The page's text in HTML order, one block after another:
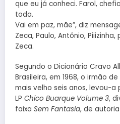
que eu já conheci. Farol,
toda.
Vai em paz, mãe”, diz
Zeca, Paulo, Antônio,
Zeca.
Segundo o Dicionário Cravo
Brasileira, em 1968, o irmão
mais velho seis anos, levou-a
LP Chico Buarque Volume 3,
faixa Sem Fantasia, de